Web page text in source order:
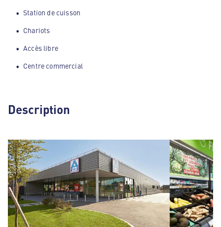
Station de cuisson
Chariots
Accès libre
Centre commercial
Description